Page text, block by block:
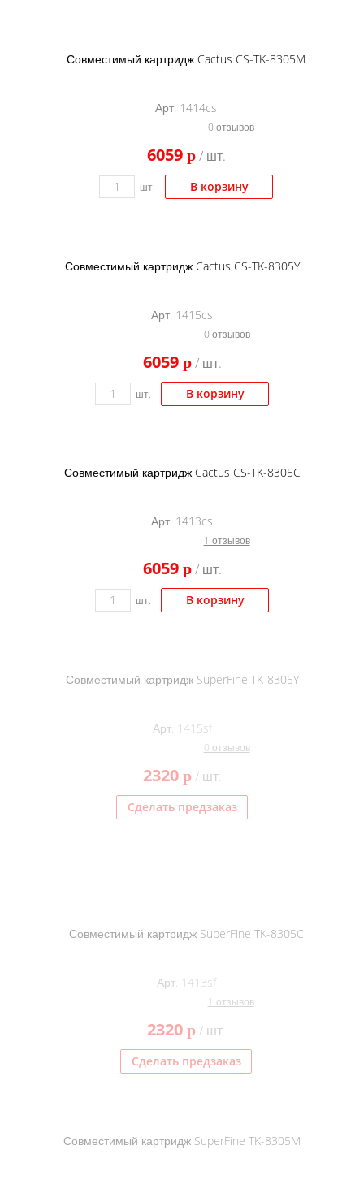
Совместимый картридж Cactus CS-TK-8305M
Арт. 1414cs
0 отзывов
6059 p/ шт.
шт. В корзину
Совместимый картридж Cactus CS-TK-8305Y
Арт. 1415cs
0 отзывов
6059 p/ шт.
шт. В корзину
Совместимый картридж Cactus CS-TK-8305C
Арт. 1413cs
1 отзывов
6059 p/ шт.
шт. В корзину
Совместимый картридж SuperFine TK-8305Y
Арт. 1415sf
0 отзывов
2320 p/ шт.
Сделать предзаказ
Совместимый картридж SuperFine TK-8305C
Арт. 1413sf
1 отзывов
2320 p/ шт.
Сделать предзаказ
Совместимый картридж SuperFine TK-8305M